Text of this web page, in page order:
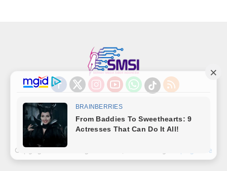
Indeks
Disclaimer
Pedoman Media Siber
Kode Perilaku Perusahaan Pers
Copyright©LensaMagetan.com | Powered By
seopage.one